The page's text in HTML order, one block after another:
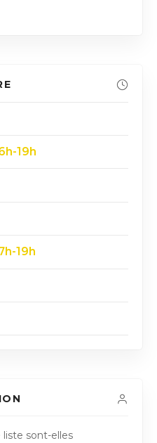
19h
19h
sont-elles